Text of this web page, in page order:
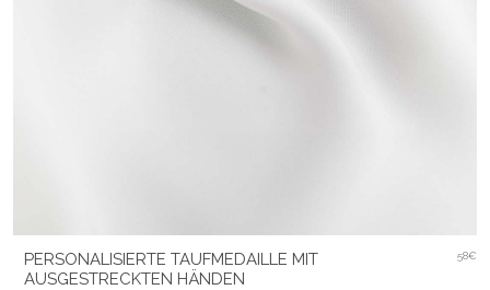
PERSONALISIERTE TAUFMEDAILLE MIT
AUSGESTRECKTEN HÄNDEN
58€